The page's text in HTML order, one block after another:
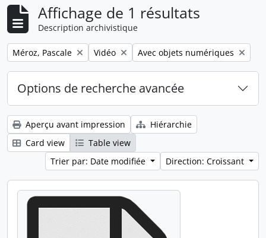
Affichage de 1 résultats
Description archivistique
Remove filter:
Méroz, Pascale Remove filter:
Vidéo Remove filter:
Avec objets numériques
Options de recherche avancée
Aperçu avant impression
Hiérarchie
Card view
Table view
Trier par: Date modifiée
Direction: Croissant